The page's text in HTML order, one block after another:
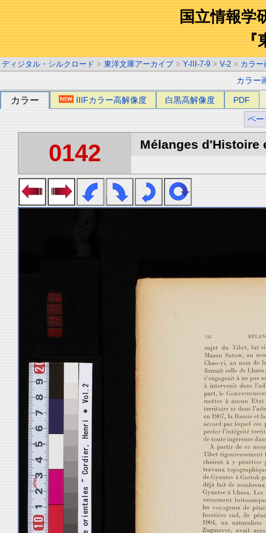
国立情報学
『
ディジタル・シルクロード > 東洋文庫アーカイブ > Y-III-7-9 > V-2 > カラー
カラー
カラー IIIFカラー高解像度 白黒高解像度 PDF
ペー
0142 Mélanges d'Histoire